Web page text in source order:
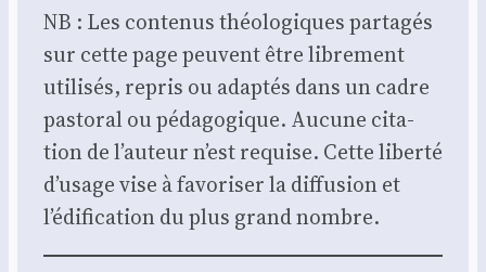
NB : Les conte­nus théo­lo­giques par­ta­gés
sur cette page peuvent être libre­ment
uti­li­sés, repris ou adap­tés dans un cadre
pas­to­ral ou péda­go­gique. Aucune cita­
tion de l’auteur n’est requise. Cette liber­té
d’usage vise à favo­ri­ser la dif­fu­sion et
l’édification du plus grand nombre.